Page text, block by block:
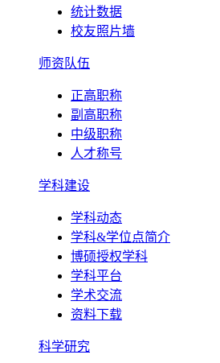
统计数据
校友照片墙
师资队伍
正高职称
副高职称
中级职称
人才称号
学科建设
学科动态
学科&学位点简介
博硕授权学科
学科平台
学术交流
资料下载
科学研究